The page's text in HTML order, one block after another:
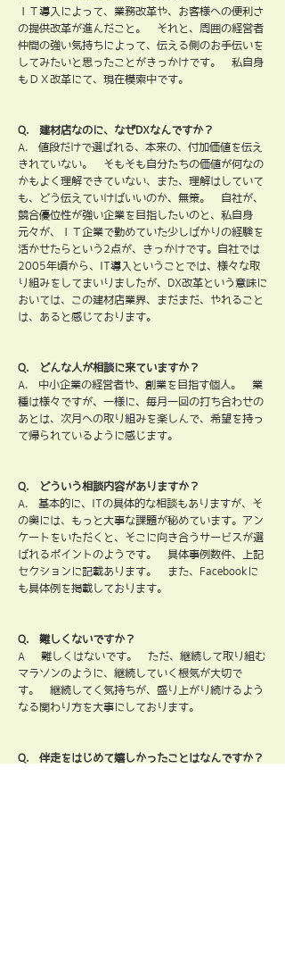
ＩＴ導入によって、業務改革や、お客様への便利さ
の提供改革が進んだこと。 それと、周囲の経営者
仲間の強い気持ちによって、伝える側のお手伝いを
してみたいと思ったことがきっかけです。 私自身
もＤＸ改革にて、現在模索中です。
Q. 建材店なのに、なぜDXなんですか？
A. 値段だけで選ばれる、本来の、付加価値を伝え
きれていない。 そもそも自分たちの価値が何なの
かもよく理解できていない、また、理解はしていて
も、どう伝えていけばいいのか、無策。 自社が、
競合優位性が強い企業を目指したいのと、私自身
元々が、ＩＴ企業で勤めていた少しばかりの経験を
活かせたらという2点が、きっかけです。自社では
2005年頃から、IT導入ということでは、様々な取
り組みをしてまいりましたが、DX改革という意味に
おいては、この建材店業界、まだまだ、やれること
は、あると感じております。
Q. どんな人が相談に来ていますか？
A. 中小企業の経営者や、創業を目指す個人。 業
種は様々ですが、一様に、毎月一回の打ち合わせの
あとは、次月への取り組みを楽しんで、希望を持っ
て帰られているように感じます。
Q. どういう相談内容がありますか？
A. 基本的に、ITの具体的な相談もありますが、そ
の奥には、もっと大事な課題が秘めています。アン
ケートをいただくと、そこに向き合うサービスが選
ばれるポイントのようです。 具体事例数件、上記
セクションに記載あります。 また、Facebookに
も具体例を掲載しております。
Q. 難しくないですか？
A 難しくはないです。 ただ、継続して取り組む
マラソンのように、継続していく根気が大切で
す。 継続してく気持ちが、盛り上がり続けるよう
なる関わり方を大事にしております。
Q. 伴走をはじめて嬉しかったことはなんですか？